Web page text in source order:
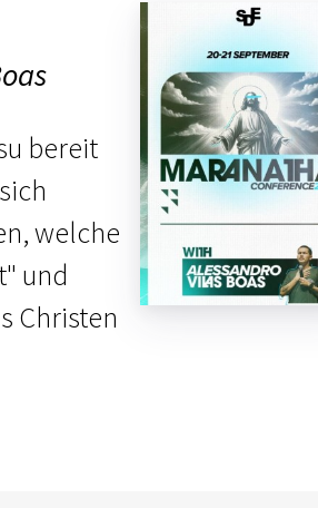
bereit
welche
und
Christen